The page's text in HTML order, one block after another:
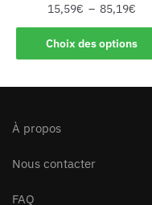
15,59€ – 85,19€
Choix des options
À propos
Nous contacter
FAQ